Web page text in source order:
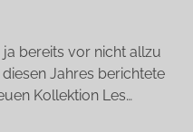
bereits vor nicht allzu
Jahres berichtete
Kollektion Les…